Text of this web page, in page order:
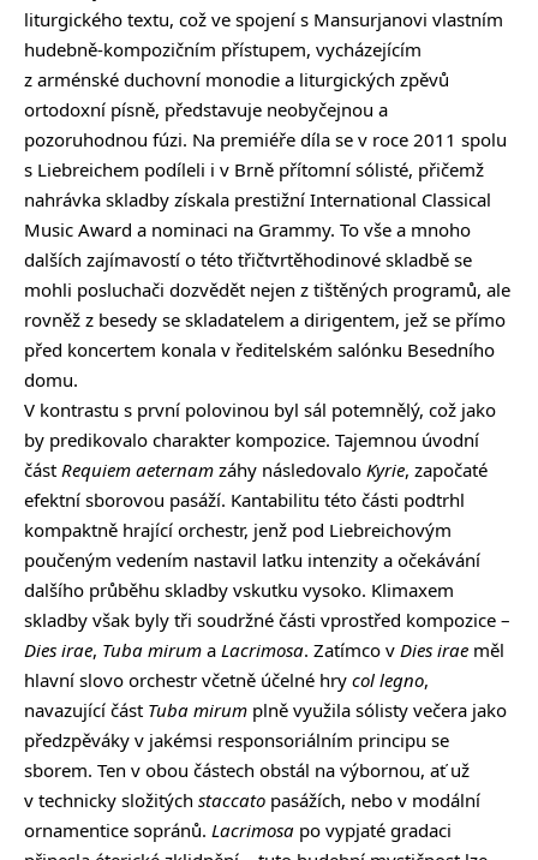
liturgického textu, což ve spojení s Mansurjanovi vlastním
hudebně-kompozičním přístupem, vycházejícím
z arménské duchovní monodie a liturgických zpěvů
ortodoxní písně, představuje neobyčejnou a
pozoruhodnou fúzi. Na premiéře díla se v roce 2011 spolu
s Liebreichem podíleli i v Brně přítomní sólisté, přičemž
nahrávka skladby získala prestižní International Classical
Music Award a nominaci na Grammy. To vše a mnoho
dalších zajímavostí o této třičtvrtěhodinové skladbě se
mohli posluchači dozvědět nejen z tištěných programů, ale
rovněž z besedy se skladatelem a dirigentem, jež se přímo
před koncertem konala v ředitelském salónku Besedního
domu.
V kontrastu s první polovinou byl sál potemnělý, což jako
by predikovalo charakter kompozice. Tajemnou úvodní
část Requiem aeternam záhy následovalo Kyrie, započaté
efektní sborovou pasáží. Kantabilitu této části podtrhl
kompaktně hrající orchestr, jenž pod Liebreichovým
poučeným vedením nastavil laťku intenzity a očekávání
dalšího průběhu skladby vskutku vysoko. Klimaxem
skladby však byly tři soudržné části vprostřed kompozice –
Dies irae, Tuba mirum a Lacrimosa. Zatímco v Dies irae měl
hlavní slovo orchestr včetně účelné hry col legno,
navazující část Tuba mirum plně využila sólisty večera jako
předzpěváky v jakémsi responsoriálním principu se
sborem. Ten v obou částech obstál na výbornou, ať už
v technicky složitých staccato pasážích, nebo v modální
ornamentice sopránů. Lacrimosa po vypjaté gradaci